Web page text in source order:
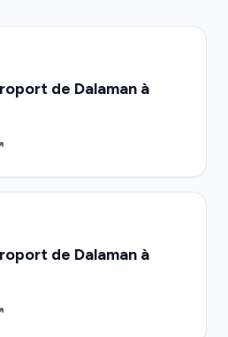
de Dalaman à
de Dalaman à